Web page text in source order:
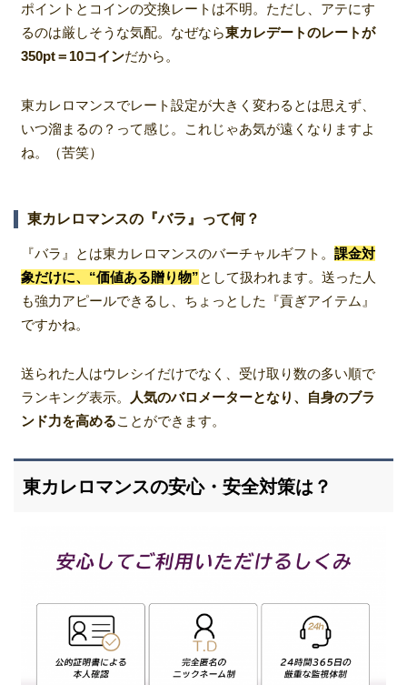
ポイントとコインの交換レートは不明。ただし、アテにす
るのは厳しそうな気配。なぜなら東カレデートのレートが
350pt＝10コインだから。
東カレロマンスでレート設定が大きく変わるとは思えず、
いつ溜まるの？って感じ。これじゃあ気が遠くなりますよ
ね。（苦笑）
東カレロマンスの『バラ』って何？
『バラ』とは東カレロマンスのバーチャルギフト。 課金対
象だけに、“価値ある贈り物”として扱われます。送った人
も強力アピールできるし、ちょっとした『貢ぎアイテム』
ですかね。
送られた人はウレシイだけでなく、受け取り数の多い順で
ランキング表示。
人気のバロメーターとなり、自身のブラ
ンド力を高めることができます。
東カレロマンスの安心・安全対策は？